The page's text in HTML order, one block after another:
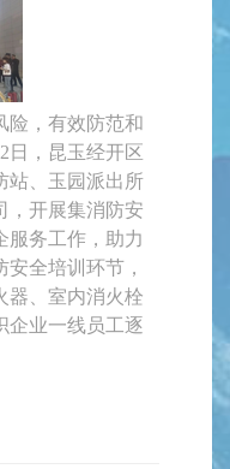
险，有效防范和
日，昆玉经开区
站、玉园派出所
，开展集消防安
服务工作，助力
全培训环节，
器、室内消火栓
企业一线员工逐